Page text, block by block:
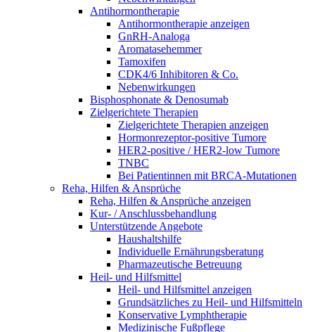
Antihormontherapie
Antihormontherapie anzeigen
GnRH-Analoga
Aromatasehemmer
Tamoxifen
CDK4/6 Inhibitoren & Co.
Nebenwirkungen
Bisphosphonate & Denosumab
Zielgerichtete Therapien
Zielgerichtete Therapien anzeigen
Hormonrezeptor-positive Tumore
HER2-positive / HER2-low Tumore
TNBC
Bei Patientinnen mit BRCA-Mutationen
Reha, Hilfen & Ansprüche
Reha, Hilfen & Ansprüche anzeigen
Kur- / Anschlussbehandlung
Unterstützende Angebote
Haushaltshilfe
Individuelle Ernährungsberatung
Pharmazeutische Betreuung
Heil- und Hilfsmittel
Heil- und Hilfsmittel anzeigen
Grundsätzliches zu Heil- und Hilfsmitteln
Konservative Lymphtherapie
Medizinische Fußpflege